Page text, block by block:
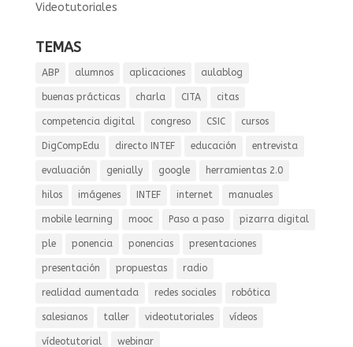
Videotutoriales
TEMAS
ABP alumnos aplicaciones aulablog
buenas prácticas charla CITA citas
competencia digital congreso CSIC cursos
DigCompEdu directo INTEF educación entrevista
evaluación genially google herramientas 2.0
hilos imágenes INTEF internet manuales
mobile learning mooc Paso a paso pizarra digital
ple ponencia ponencias presentaciones
presentación propuestas radio
realidad aumentada redes sociales robótica
salesianos taller videotutoriales vídeos
vídeotutorial webinar